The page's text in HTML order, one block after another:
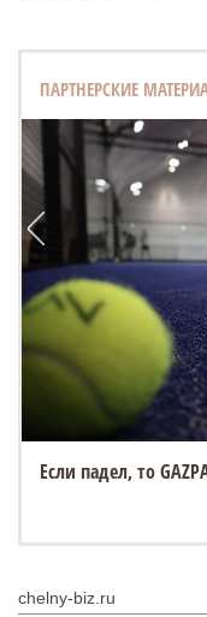
ПАРТНЕРСКИЕ
Если падел, то
chelny-biz.ru